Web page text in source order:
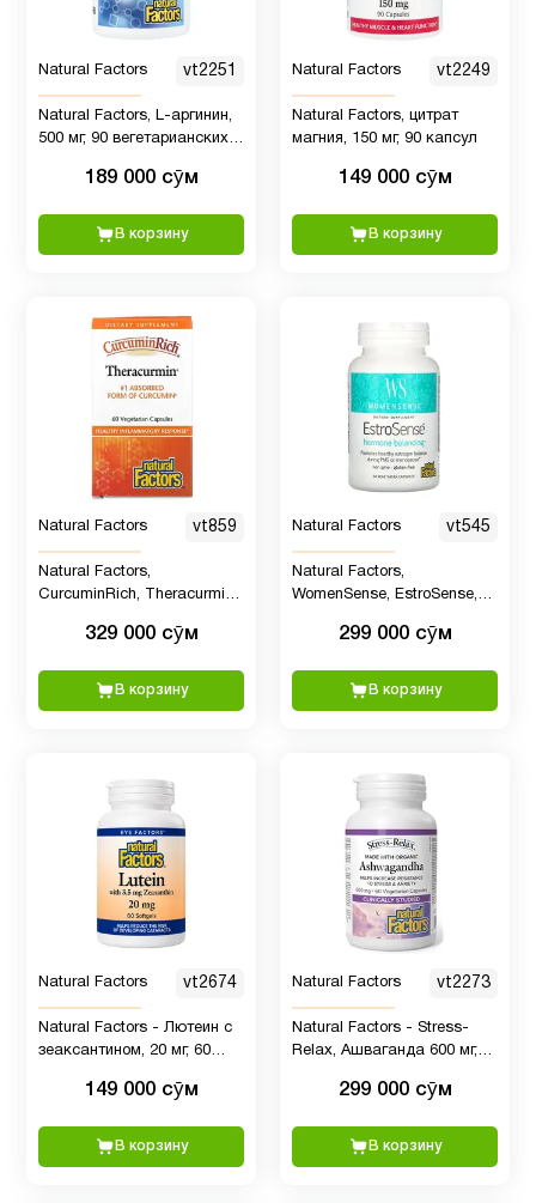
Яблочный
уксус
1
Natural Factors vt2251
Natural Factors, L-аргинин,
500 мг, 90 вегетарианских
189 000 сӯм
В корзину
Natural Factors vt2249
Natural Factors, цитрат
магния, 150 мг, 90 капсул
149 000 сӯм
В корзину
Natural Factors vt859
Natural Factors,
CurcuminRich, Theracurmin,
вегетарианских капсул
329 000 сӯм
В корзину
Natural Factors vt545
Natural Factors,
WomenSense, EstroSense,
вегетарианских капсул
299 000 сӯм
В корзину
Natural Factors vt2674
Natural Factors - Лютеин с
зеаксантином, 20 мг, 60
149 000 сӯм
В корзину
Natural Factors vt2273
Natural Factors - Stress-
Relax, Ашваганда 600 мг,
299 000 сӯм
В корзину